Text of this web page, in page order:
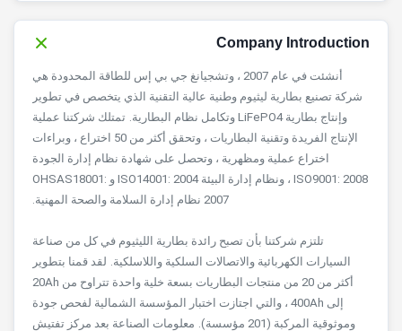
Company Introduction
أنشئت في عام 2007 ، وتشجيانغ جي بي إس للطاقة المحدودة هي
شركة تصنيع بطارية ليثيوم وطنية عالية التقنية الذي يتخصص في تطوير
وإنتاج بطارية LiFePO4 وتكامل نظام البطارية.
تمتلك شركتنا عملية
الإنتاج الفريدة وتقنية البطاريات ، وتحقق أكثر من 50 اختراع ، وبراءات
اختراع عملية ومظهرية ، وتحصل على شهادة نظام إدارة الجودة
ISO9001: 2008 ، ونظام إدارة البيئة ISO14001: 2004 و OHSAS18001:
2007 نظام إدارة السلامة والصحة المهنية.
تلتزم شركتنا بأن تصبح رائدة بطارية الليثيوم في كل من صناعة
السيارات الكهربائية والاتصالات السلكية واللاسلكية. لقد قمنا بتطوير
أكثر من 20 من منتجات البطاريات بسعة خلية واحدة تتراوح من 20Ah
إلى 400Ah ، والتي اجتازت اختبار المؤسسة الشمالية لفحص جودة
وموثوقية المركبة (201 مؤسسة).
معلومات الصناعة بعد مركز تفتيش